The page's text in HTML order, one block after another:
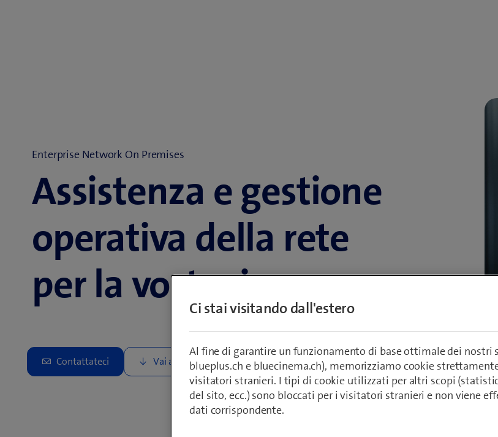
Enterprise Network On Premises
Assistenza e gestione
operativa della rete
per la vostra impresa
Ci stai visitando dall'estero
Al fine di garantire un funzionamento di base ottimale dei nostri
blueplus.ch e bluecinema.ch), memorizziamo cookie
visitatori stranieri. I tipi di cookie utilizzati per altri scopi
del sito, ecc.) sono bloccati per i visitatori stranieri e non viene
dati corrispondente.